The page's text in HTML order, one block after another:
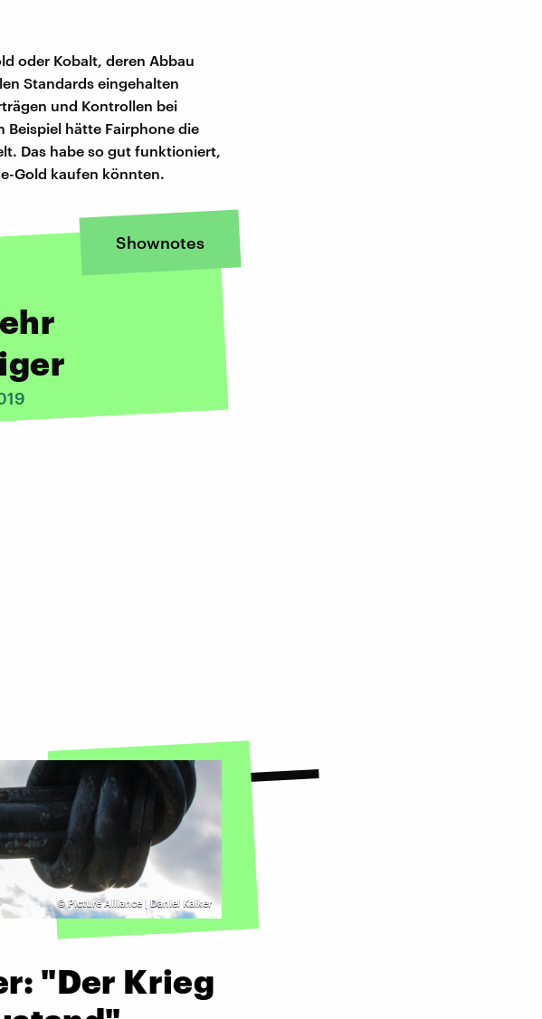
oder Kobalt, deren Abbau
Standards eingehalten
und Kontrollen bei
hätte Fairphone die
Das habe so gut funktioniert,
Gold kaufen könnten.
Shownotes
©Picture Alliance | Daniel Kalker
"Der Krieg